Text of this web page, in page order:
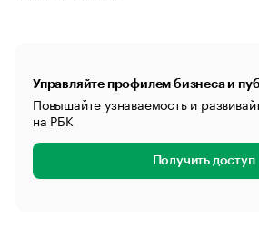
Управляйте профилем бизнеса и
Повышайте узнаваемость и
на РБК
Получить доступ